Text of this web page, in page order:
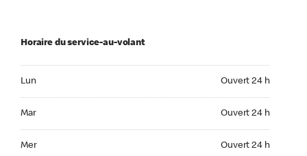
Horaire du service-au-volant
Lun Ouvert 24 h
Mar Ouvert 24 h
Mer Ouvert 24 h